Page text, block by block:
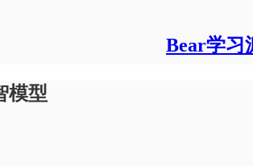
Bear学习
模型